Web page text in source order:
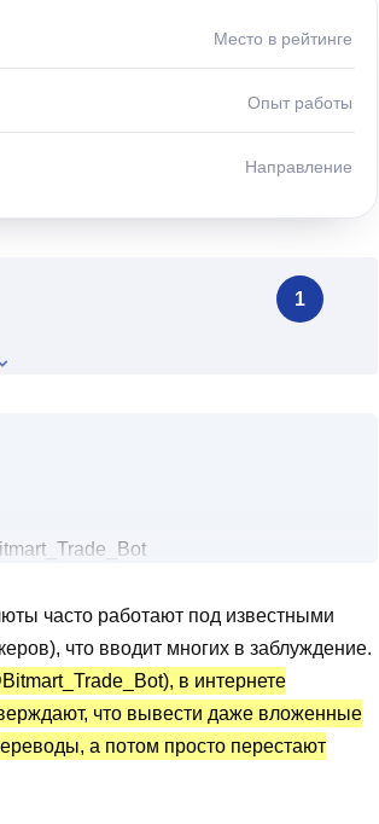
Место в рейтинге
Опыт работы
Направление
1
и отзывы
часто работают под известными
что вводит многих в заблуждение.
в интернете
что вывести даже вложенные
а потом просто перестают